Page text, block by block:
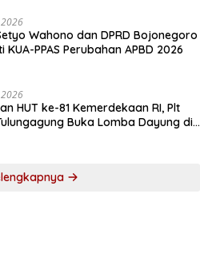
Wahono dan DPRD Bojonegoro
KUA-PPAS Perubahan APBD 2026
HUT ke-81 Kemerdekaan RI, Plt
Buka Lomba Dayung di